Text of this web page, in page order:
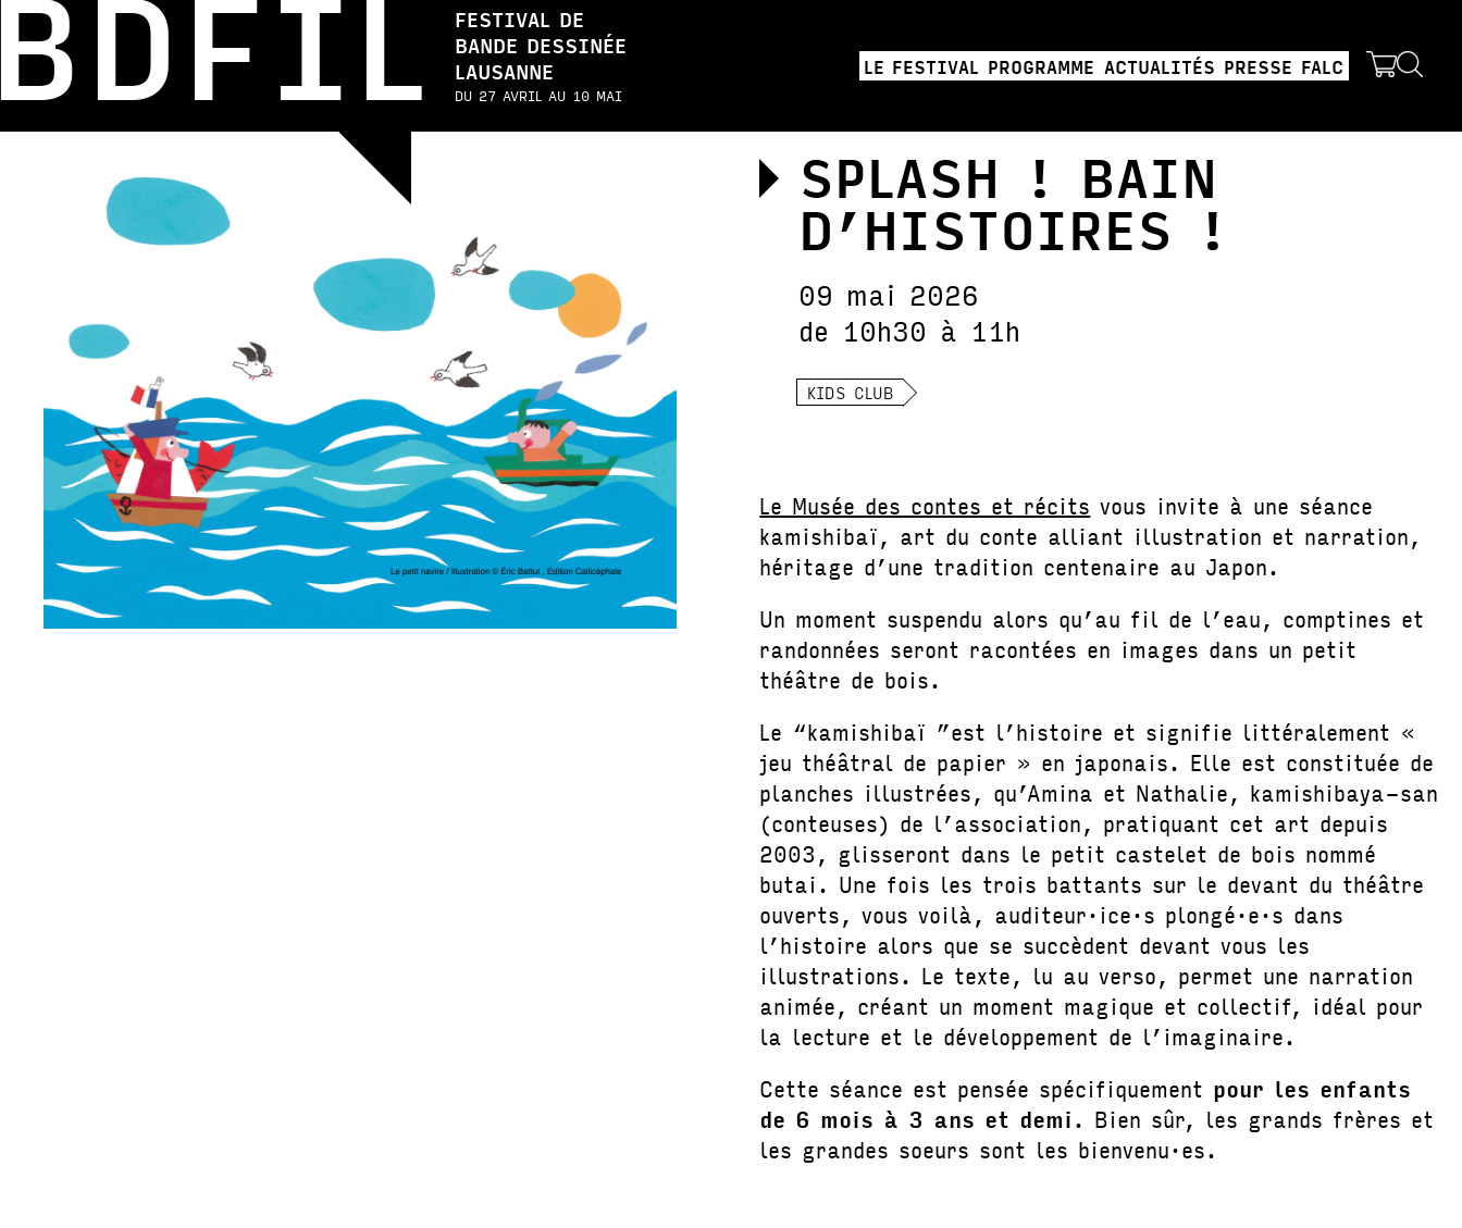
FESTIVAL DE
BANDE DESSINÉE
LAUSANNE
DU 27 AVRIL AU 10 MAI
LE FESTIVAL PROGRAMME ACTUALITÉS PRESSE FALC
SPLASH ! BAIN
D’HISTOIRES !
09 mai 2026
de 10h30 à 11h
KIDS CLUB
Le Musée des contes et récits vous invite à une séance
kamishibaï, art du conte alliant illustration et narration,
héritage d’une tradition centenaire au Japon.
Un moment suspendu alors qu’au fil de l’eau, comptines et
randonnées seront racontées en images dans un petit
théâtre de bois.
Le “kamishibaï ”est l’histoire et signifie littéralement «
jeu théâtral de papier » en japonais. Elle est constituée de
planches illustrées, qu’Amina et Nathalie, kamishibaya-san
(conteuses) de l’association, pratiquant cet art depuis
2003, glisseront dans le petit castelet de bois nommé
butai. Une fois les trois battants sur le devant du théâtre
ouverts, vous voilà, auditeur·ice·s plongé·e·s dans
l’histoire alors que se succèdent devant vous les
illustrations. Le texte, lu au verso, permet une narration
animée, créant un moment magique et collectif, idéal pour
la lecture et le développement de l’imaginaire.
Cette séance est pensée spécifiquement pour les enfants
de 6 mois à 3 ans et demi. Bien sûr, les grands frères et
les grandes soeurs sont les bienvenu·es.